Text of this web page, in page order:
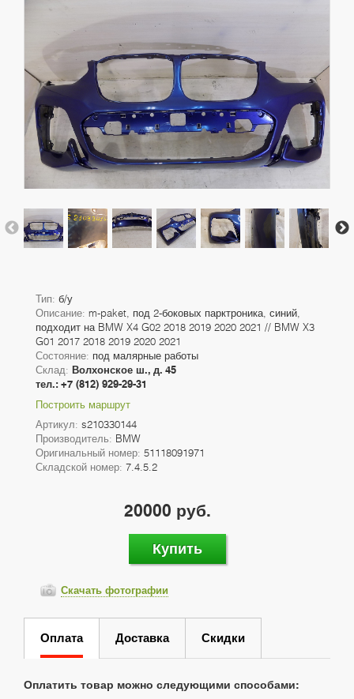
Тип: б/у
Описание: m-paket, под 2-боковых парктроника, синий,
подходит на BMW X4 G02 2018 2019 2020 2021 // BMW X3
G01 2017 2018 2019 2020 2021
Состояние: под малярные работы
Склад: Волхонское ш., д. 45
тел.: +7 (812) 929-29-31
Построить маршрут
Артикул: s210330144
Производитель: BMW
Оригинальный номер: 51118091971
Складской номер: 7.4.5.2
20000 руб.
Купить
Скачать фотографии
Оплата Доставка Скидки
Оплатить товар можно следующими способами: